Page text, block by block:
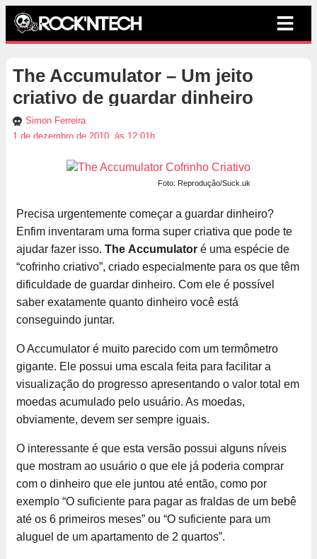
The Accumulator – Um jeito
criativo de guardar dinheiro
Simon Ferreira
1 de dezembro de 2010, às 12:01h
Foto: Reprodução/Suck.uk
Precisa urgentemente começar a guardar dinheiro?
Enfim inventaram uma forma super criativa que pode te
ajudar fazer isso. The Accumulator é uma espécie de
“cofrinho criativo”, criado especialmente para os que têm
dificuldade de guardar dinheiro. Com ele é possível
saber exatamente quanto dinheiro você está
conseguindo juntar.
O Accumulator é muito parecido com um termômetro
gigante. Ele possui uma escala feita para facilitar a
visualização do progresso apresentando o valor total em
moedas acumulado pelo usuário. As moedas,
obviamente, devem ser sempre iguais.
O interessante é que esta versão possui alguns níveis
que mostram ao usuário o que ele já poderia comprar
com o dinheiro que ele juntou até então, como por
exemplo “O suficiente para pagar as fraldas de um bebê
até os 6 primeiros meses” ou “O suficiente para um
aluguel de um apartamento de 2 quartos”.